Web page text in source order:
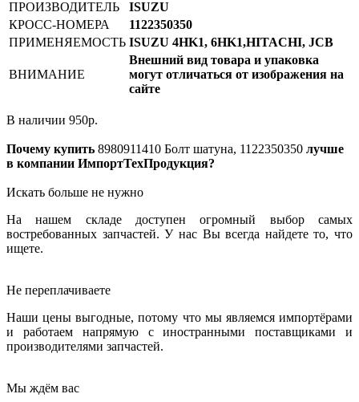
ПРОИЗВОДИТЕЛЬ
ISUZU
КРОСС-НОМЕРА
1122350350
ПРИМЕНЯЕМОСТЬ ISUZU 4HK1, 6HK1,HITACHI, JCB
ВНИМАНИЕ
Внешний вид товара и упаковка
могут отличаться от изображения на
сайте
В наличии 950р.
Почему купить 8980911410 Болт шатуна, 1122350350 лучше
в компании ИмпортТехПродукция?
Искать больше не нужно
На нашем складе доступен огромный выбор самых
востребованных запчастей. У нас Вы всегда найдете то, что
ищете.
Не переплачиваете
Наши цены выгодные, потому что мы являемся импортёрами
и работаем напрямую с иностранными поставщиками и
производителями запчастей.
Мы ждём вас